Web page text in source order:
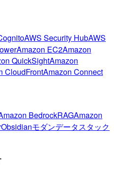
AWS Security HubAWS
Amazon EC2Amazon
QuickSightAmazon
CloudFrontAmazon Connect
BedrockRAGAmazon
Obsidianモダンデータスタック